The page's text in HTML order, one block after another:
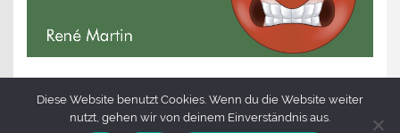
Diese Website benutzt Cookies. Wenn du die Website weiter
nutzt, gehen wir von deinem Einverständnis aus.